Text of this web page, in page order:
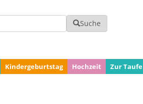
Suche
Kindergeburtstag Hochzeit Zur Taufe